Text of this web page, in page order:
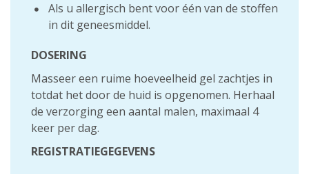
Als u allergisch bent voor één van de stoffen
in dit geneesmiddel.
DOSERING
Masseer een ruime hoeveelheid gel zachtjes in
totdat het door de huid is opgenomen. Herhaal
de verzorging een aantal malen, maximaal 4
keer per dag.
REGISTRATIEGEGEVENS